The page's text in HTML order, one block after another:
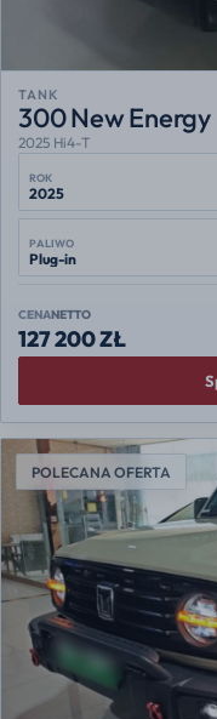
TANK
300 New Energy
2025 Hi4-T
ROK
2025
PALIWO
Plug-in
CENANETTO
127 200 ZŁ
POLECANA OFERTA